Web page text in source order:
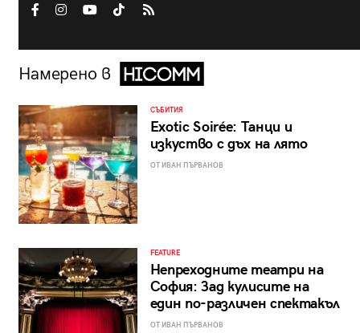
Намерено в
СЪБИТИЯ
Exotic Soirée: Танци и
изкуство с дъх на лято
ОТ ИВАН ПЪРВАНОВ
FEATURE
Непреходните театри на
София: Зад кулисите на
един по-различен спектакъл
ОТ ИВАН ПЪРВАНОВ